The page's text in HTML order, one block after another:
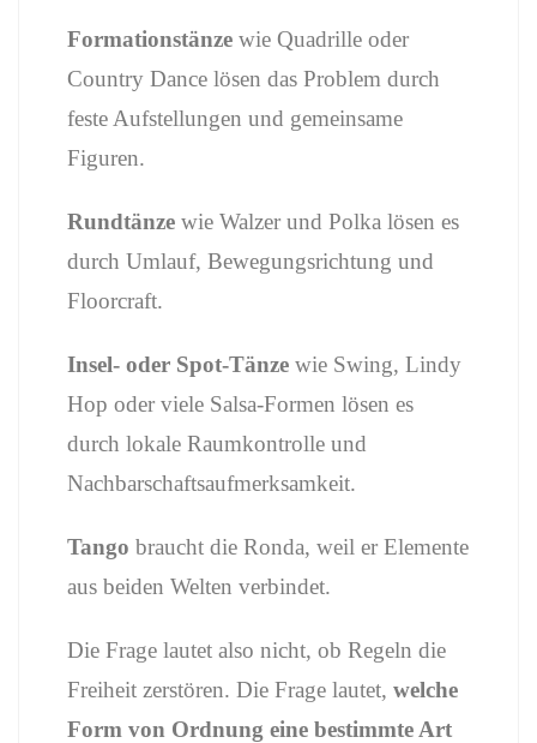
Formationstänze wie Quadrille oder
Country Dance lösen das Problem durch
feste Aufstellungen und gemeinsame
Figuren.
Rundtänze wie Walzer und Polka lösen es
durch Umlauf, Bewegungsrichtung und
Floorcraft.
Insel- oder Spot-Tänze wie Swing, Lindy
Hop oder viele Salsa-Formen lösen es
durch lokale Raumkontrolle und
Nachbarschaftsaufmerksamkeit.
Tango braucht die Ronda, weil er Elemente
aus beiden Welten verbindet.
Die Frage lautet also nicht, ob Regeln die
Freiheit zerstören. Die Frage lautet, welche
Form von Ordnung eine bestimmte Art